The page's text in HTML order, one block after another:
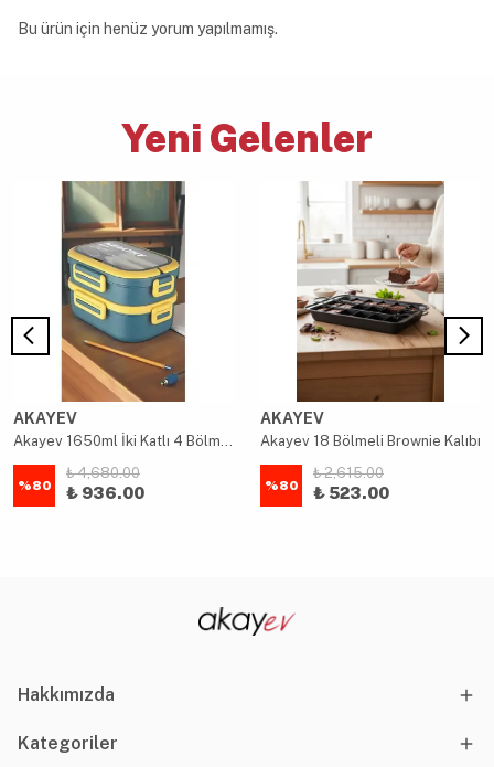
Bu ürün için henüz yorum yapılmamış.
Yeni Gelenler
AKAYEV
Akayev 1650ml İki Katlı 4 Bölmeli Çelik Yemek Kabı Mavi
%80
₺ 4,680.00
₺ 936.00
AKAYEV
Akayev 18 Bölmeli Brownie Kalıbı
%80
₺ 2,615.00
₺ 523.00
Hakkımızda
Kategoriler